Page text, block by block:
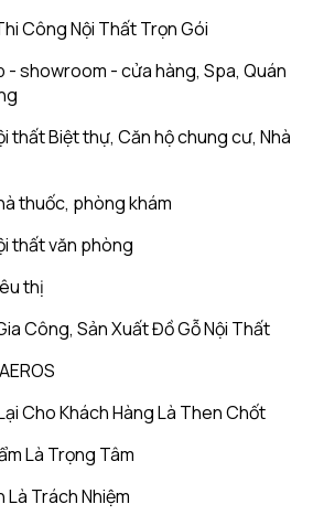
Công Nội Thất Trọn Gói
- showroom - cửa hàng, Spa, Quán
thất Biệt thự, Căn hộ chung cư, Nhà
thuốc, phòng khám
thất văn phòng
thị
Công, Sản Xuất Đồ Gỗ Nội Thất
Cho Khách Hàng Là Then Chốt
Là Trọng Tâm
Là Trách Nhiệm